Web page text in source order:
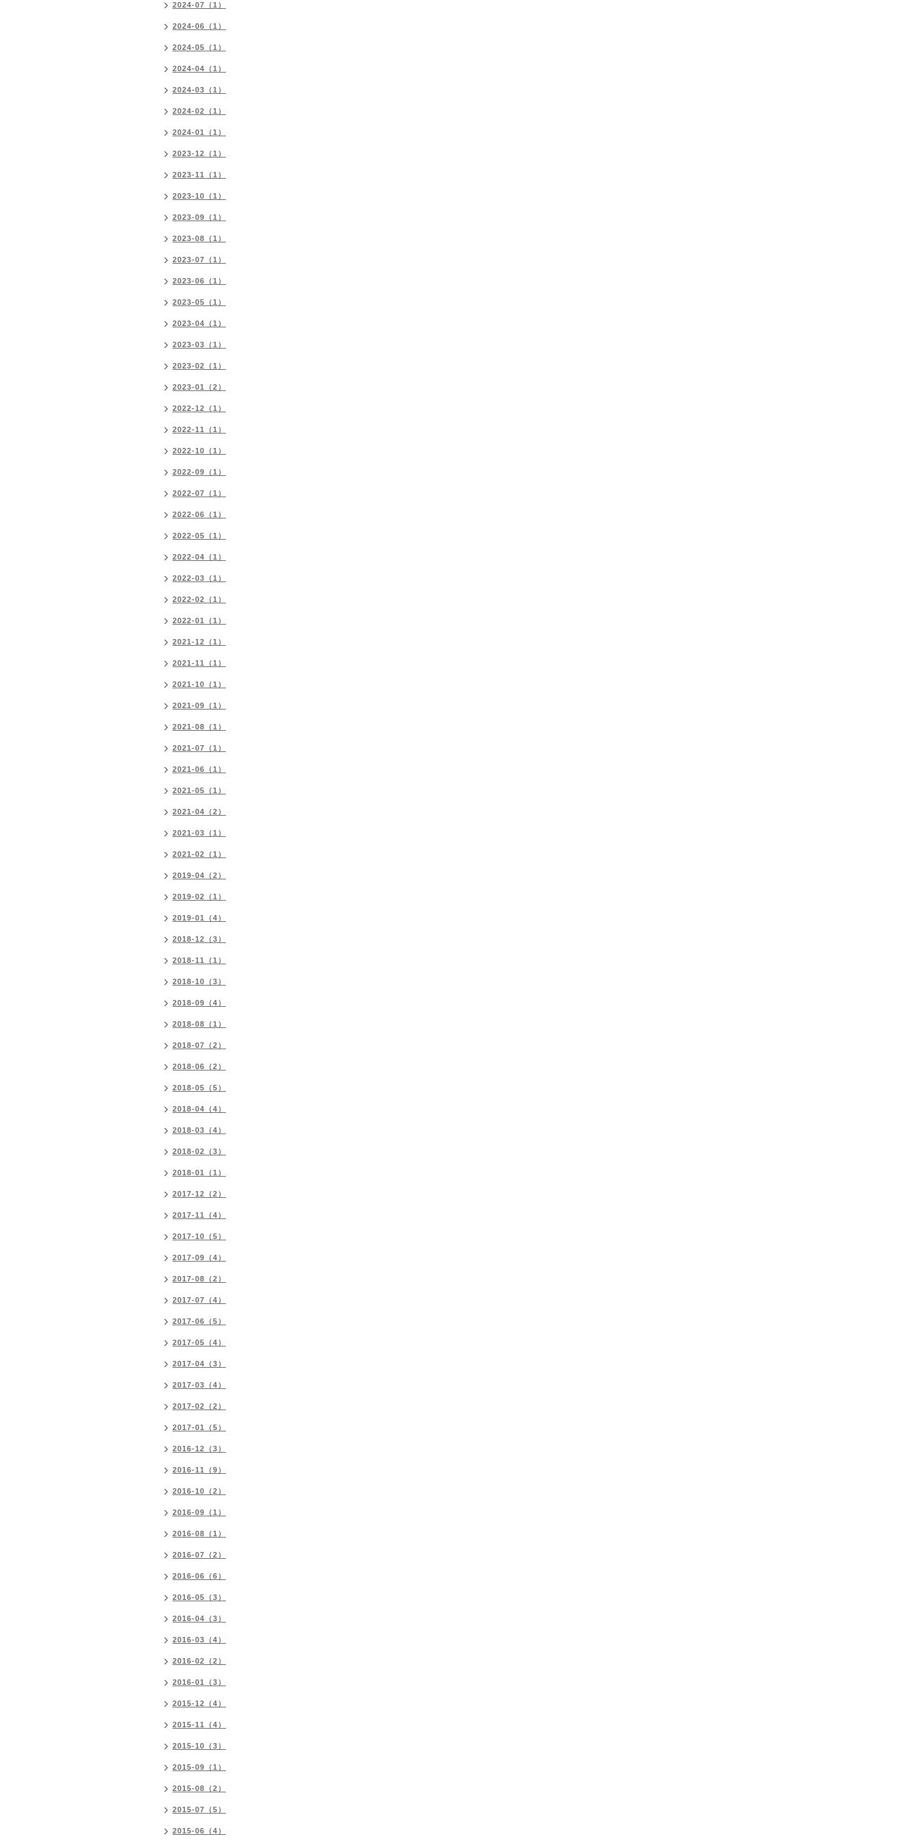
2024-07（1）
2024-06（1）
2024-05（1）
2024-04（1）
2024-03（1）
2024-02（1）
2024-01（1）
2023-12（1）
2023-11（1）
2023-10（1）
2023-09（1）
2023-08（1）
2023-07（1）
2023-06（1）
2023-05（1）
2023-04（1）
2023-03（1）
2023-02（1）
2023-01（2）
2022-12（1）
2022-11（1）
2022-10（1）
2022-09（1）
2022-07（1）
2022-06（1）
2022-05（1）
2022-04（1）
2022-03（1）
2022-02（1）
2022-01（1）
2021-12（1）
2021-11（1）
2021-10（1）
2021-09（1）
2021-08（1）
2021-07（1）
2021-06（1）
2021-05（1）
2021-04（2）
2021-03（1）
2021-02（1）
2019-04（2）
2019-02（1）
2019-01（4）
2018-12（3）
2018-11（1）
2018-10（3）
2018-09（4）
2018-08（1）
2018-07（2）
2018-06（2）
2018-05（5）
2018-04（4）
2018-03（4）
2018-02（3）
2018-01（1）
2017-12（2）
2017-11（4）
2017-10（5）
2017-09（4）
2017-08（2）
2017-07（4）
2017-06（5）
2017-05（4）
2017-04（3）
2017-03（4）
2017-02（2）
2017-01（5）
2016-12（3）
2016-11（9）
2016-10（2）
2016-09（1）
2016-08（1）
2016-07（2）
2016-06（6）
2016-05（3）
2016-04（3）
2016-03（4）
2016-02（2）
2016-01（3）
2015-12（4）
2015-11（4）
2015-10（3）
2015-09（1）
2015-08（2）
2015-07（5）
2015-06（4）